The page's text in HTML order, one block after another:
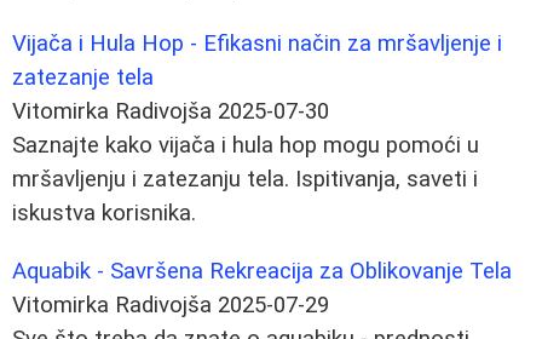
Vijača i Hula Hop - Efikasni način za mršavljenje i
zatezanje tela
Vitomirka Radivojša 2025-07-30
Saznajte kako vijača i hula hop mogu pomoći u
mršavljenju i zatezanju tela. Ispitivanja, saveti i
iskustva korisnika.
Aquabik - Savršena Rekreacija za Oblikovanje Tela
Vitomirka Radivojša 2025-07-29